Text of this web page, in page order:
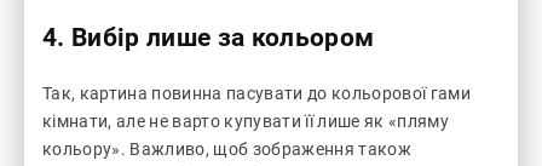
4. Вибір лише за кольором
Так, картина повинна пасувати до кольорової гами
кімнати, але не варто купувати її лише як «пляму
кольору». Важливо, щоб зображення також